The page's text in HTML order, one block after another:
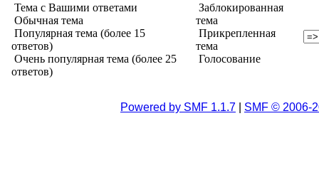
Тема с Вашими ответами
Обычная тема
Популярная тема (более 15
ответов)
Очень популярная тема (более 25
ответов)
Заблокированная
тема
Прикрепленная
тема
Голосование
Powered by SMF 1.1.7 SMF © 2006-